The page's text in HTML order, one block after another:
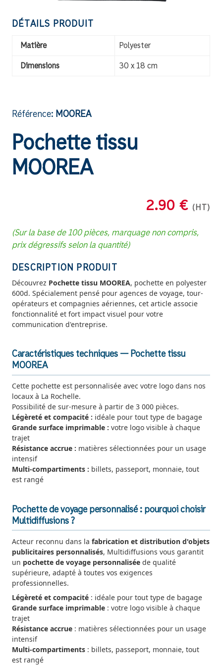
DÉTAILS PRODUIT
Matière Polyester
Dimensions 30 x 18 cm
Référence: MOOREA
Pochette tissu
MOOREA
2.90 € (HT)
(Sur la base de 100 pièces, marquage non compris,
prix dégressifs selon la quantité)
DESCRIPTION PRODUIT
Découvrez Pochette tissu MOOREA, pochette en polyester
600d. Spécialement pensé pour agences de voyage, tour-
opérateurs et compagnies aériennes, cet article associe
fonctionnalité et fort impact visuel pour votre
communication d'entreprise.
Caractéristiques techniques — Pochette tissu
MOOREA
Cette pochette est personnalisée avec votre logo dans nos
locaux à La Rochelle.
Possibilité de sur-mesure à partir de 3 000 pièces.
Légèreté et compacité : idéale pour tout type de bagage
Grande surface imprimable : votre logo visible à chaque
trajet
Résistance accrue : matières sélectionnées pour un usage
intensif
Multi-compartiments : billets, passeport, monnaie, tout
est rangé
Pochette de voyage personnalisé : pourquoi choisir
Multidiffusions ?
Acteur reconnu dans la fabrication et distribution d'objets
publicitaires personnalisés, Multidiffusions vous garantit
un pochette de voyage personnalisée de qualité
supérieure, adapté à toutes vos exigences
professionnelles.
Légèreté et compacité : idéale pour tout type de bagage
Grande surface imprimable : votre logo visible à chaque
trajet
Résistance accrue : matières sélectionnées pour un usage
intensif
Multi-compartiments : billets, passeport, monnaie, tout
est rangé